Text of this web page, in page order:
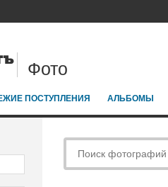
Фото
ПОСТУПЛЕНИЯ АЛЬБОМЫ